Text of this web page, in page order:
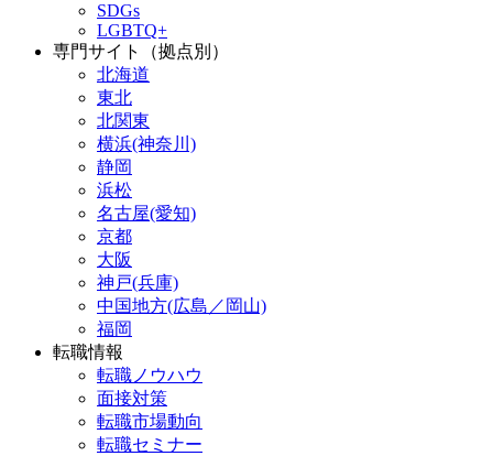
SDGs
LGBTQ+
専門サイト（拠点別）
北海道
東北
北関東
横浜(神奈川)
静岡
浜松
名古屋(愛知)
京都
大阪
神戸(兵庫)
中国地方(広島／岡山)
福岡
転職情報
転職ノウハウ
面接対策
転職市場動向
転職セミナー